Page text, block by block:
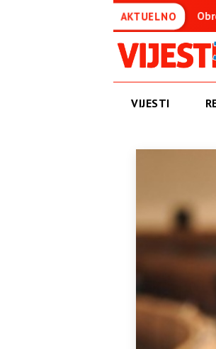
AKTUELNO
Obren Petrović: BN televizija
VIJESTI